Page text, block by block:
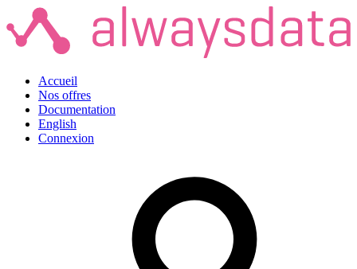
Accueil
Nos offres
Documentation
English
Connexion